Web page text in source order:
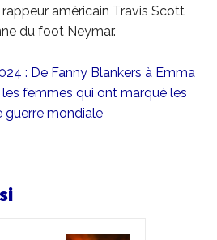
américain Travis Scott
du foot Neymar.
: De Fanny Blankers à Emma
femmes qui ont marqué les
guerre mondiale